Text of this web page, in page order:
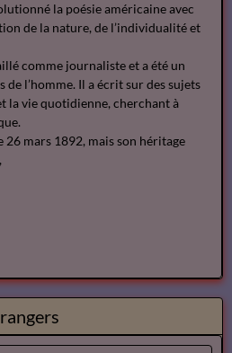
la poésie américaine avec
de la nature, de l’individualité et
comme journaliste et a été un
l’homme. Il a écrit sur des sujets
la vie quotidienne, cherchant à
mars 1892, mais son héritage